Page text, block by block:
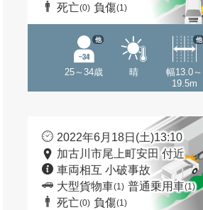
死亡(0) 負傷(1)
25～34歳
他
晴
幅13.0～
19.5m
他
2022年6月18日(土)13:10
加古川市尾上町安田 付近
車両相互 小破事故
大型貨物車(1) 普通乗用車(1)
死亡(0) 負傷(1)